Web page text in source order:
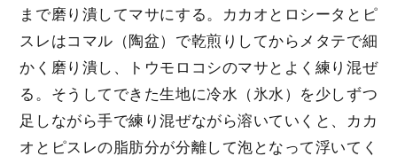
まで磨り潰してマサにする。カカオとロシータとピ
スレはコマル（陶盆）で乾煎りしてからメタテで細
かく磨り潰し、トウモロコシのマサとよく練り混ぜ
る。そうしてできた生地に冷水（氷水）を少しずつ
足しながら手で練り混ぜながら溶いていくと、カカ
オとピスレの脂肪分が分離して泡となって浮いてく